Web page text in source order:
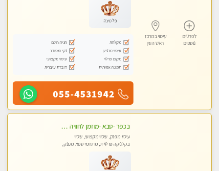
לפרטים
נוספים
עיסוי במרכז
ראש העין
פלטינה
מקלחת
חניה חינם
עיסוי מרגיע
נקי ומסודר
מקום פרטי
עיסוי מקצועי
תמונה אמיתית
דוברת עיברית
055-4531942
בכפר -סבא -מוזמן לחוויה בלתי נשכחת!!!עיסוי מפנק ביותר מומלץ לחלוטין!!!
עיסוי מפנק, עיסוי מקצועי, עיסוי
בקלניקה פרטית, מתחמי ספא מפנק,